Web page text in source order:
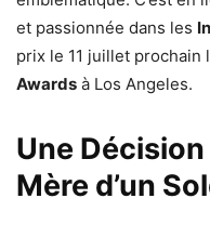
et passionnée dans les
prix le 11 juillet prochain
Awards à Los Angeles.
Une
Mère d’un